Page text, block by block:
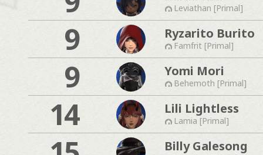
Leviathan [Primal]
9 Ryzarito Burito
Famfrit [Primal]
9 Yomi Mori
Behemoth [Primal]
14 Lili Lightless
Lamia [Primal]
Billy Galesong